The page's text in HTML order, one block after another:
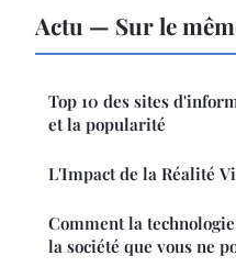
Actu — Sur le
Top 10 des sites
et la popularité
L'Impact de la Réalité
Comment la
la société que vous ne